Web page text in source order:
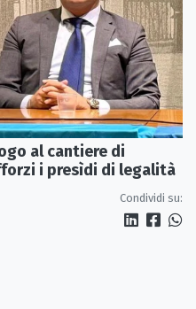
al cantiere di
i presìdi di legalità
Condividi su: